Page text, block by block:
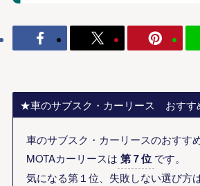
★車のサブスク・カーリース おすす
車のサブスク・カーリースのおすす
MOTAカーリースは 第７位 です。
気になる第１位、失敗しない選び方